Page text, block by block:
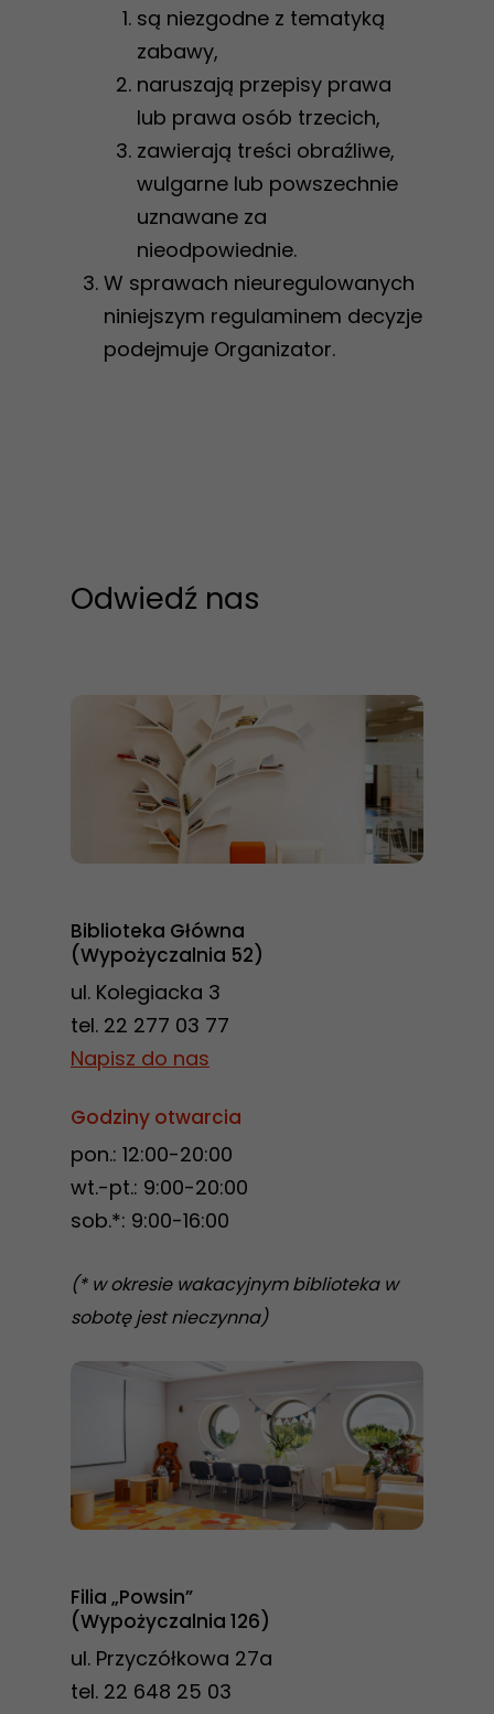
są niezgodne z tematyką
zabawy,
naruszają przepisy prawa
lub prawa osób trzecich,
zawierają treści obraźliwe,
wulgarne lub powszechnie
uznawane za
nieodpowiednie.
W sprawach nieuregulowanych
niniejszym regulaminem decyzje
podejmuje Organizator.
Odwiedź nas
Biblioteka Główna
(Wypożyczalnia 52)
ul. Kolegiacka 3
tel. 22 277 03 77
Napisz do nas
Godziny otwarcia
pon.: 12:00-20:00
wt.-pt.: 9:00-20:00
sob.*: 9:00-16:00
(* w okresie wakacyjnym biblioteka w
sobotę jest nieczynna)
Filia „Powsin”
(Wypożyczalnia 126)
ul. Przyczółkowa 27a
tel. 22 648 25 03
niektóre funkcje
internetowej.
Marketing
Udostępniając
zainteresowania i
zachowania
podczas
odwiedzania naszej